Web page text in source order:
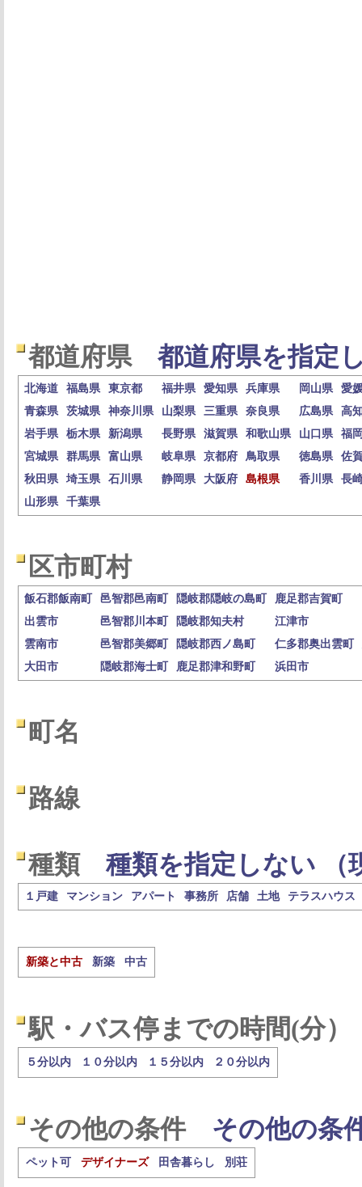
都道府県 都道府県を指定
北海道 福島県 東京都 福井県 愛知県 兵庫県 岡山県
愛
青森県
茨城県 神奈川県 山梨県 三重県 奈良県 広島県
高
岩手県
栃木県 新潟県 長野県 滋賀県 和歌山県 山口県
福
宮城県
群馬県 富山県 岐阜県 京都府 鳥取県 徳島県
佐
秋田県
埼玉県 石川県 静岡県 大阪府 島根県 香川県
長
山形県
千葉県
区市町村
飯石郡飯南町 邑智郡邑南町 隠岐郡隠岐の島町
鹿足郡吉賀町
出雲市
邑智郡川本町 隠岐郡知夫村
江津市
雲南市
邑智郡美郷町 隠岐郡西ノ島町
仁多郡奥出雲町
大田市
隠岐郡海士町 鹿足郡津和野町 浜田市
町名
路線
種類 種類を指定しない （
１戸建 マンション アパート 事務所 店舗 土地 テラスハウス
新築と中古 新築 中古
駅・バス停までの時間(分）
５分以内 １０分以内 １５分以内 ２０分以内
その他の条件 その他の条
ペット可 デザイナーズ 田舎暮らし 別荘